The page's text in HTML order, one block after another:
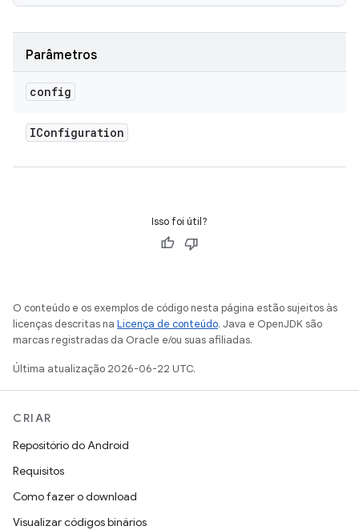
Parâmetros
config
IConfiguration
Isso foi útil?
O conteúdo e os exemplos de código nesta página estão sujeitos às
licenças descritas na Licença de conteúdo. Java e OpenJDK são
marcas registradas da Oracle e/ou suas afiliadas.
Última atualização 2026-06-22 UTC.
CRIAR
Repositório do Android
Requisitos
Como fazer o download
Visualizar códigos binários